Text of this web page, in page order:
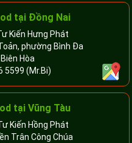
tại Đồng Nai
Kiến Hưng Phát
phường Bình Đa
Hòa
5599 (Mr.Bi)
tại Vũng Tàu
Kiến Hồng Phát
Trân Công Chúa